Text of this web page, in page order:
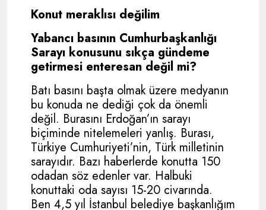
Konut meraklısı değilim
Yabancı basının Cumhurbaşkanlığı
Sarayı konusunu sıkça gündeme
getirmesi enteresan değil mi?
Batı basını başta olmak üzere medyanın
bu konuda ne dediği çok da önemli
değil. Burasını Erdoğan’ın sarayı
biçiminde nitelemeleri yanlış. Burası,
Türkiye Cumhuriyeti’nin, Türk milletinin
sarayıdır. Bazı haberlerde konutta 150
odadan söz edenler var. Halbuki
konuttaki oda sayısı 15-20 civarında.
Ben 4,5 yıl İstanbul belediye başkanlığım